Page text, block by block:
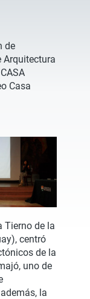
de
Casa
Tierno de la
centró
de la
uno de
la